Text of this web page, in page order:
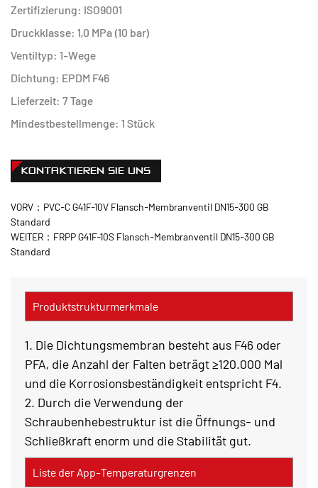
Zertifizierung: ISO9001
Druckklasse: 1,0 MPa (10 bar)
Ventiltyp: 1-Wege
Dichtung: EPDM F46
Lieferzeit: 7 Tage
Mindestbestellmenge: 1 Stück
KONTAKTIEREN SIE UNS
VORV：PVC-C G41F-10V Flansch-Membranventil DN15-300 GB
Standard
WEITER：FRPP G41F-10S Flansch-Membranventil DN15-300 GB
Standard
Produktstrukturmerkmale
1. Die Dichtungsmembran besteht aus F46 oder
PFA, die Anzahl der Falten beträgt ≥120.000 Mal
und die Korrosionsbeständigkeit entspricht F4.
2. Durch die Verwendung der
Schraubenhebestruktur ist die Öffnungs- und
Schließkraft enorm und die Stabilität gut.
Liste der App-Temperaturgrenzen